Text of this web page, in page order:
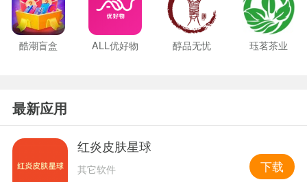
酷潮盲盒 ALL优好物 醇品无忧 珏茗茶业
最新应用
红炎皮肤星球
其它软件 下载